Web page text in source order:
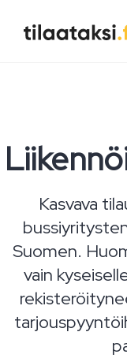
Kasvava
Suomen.
vain